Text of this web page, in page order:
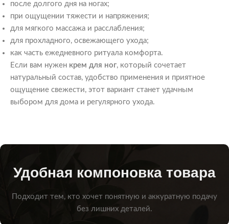
после долгого дня на ногах;
при ощущении тяжести и напряжения;
для мягкого массажа и расслабления;
для прохладного, освежающего ухода;
как часть ежедневного ритуала комфорта.
Если вам нужен крем для ног, который сочетает
натуральный состав, удобство применения и приятное
ощущение свежести, этот вариант станет удачным
выбором для дома и регулярного ухода.
Удобная компоновка товара
Подходит тем, кто хочет понятную и аккуратную подачу
без лишних деталей.